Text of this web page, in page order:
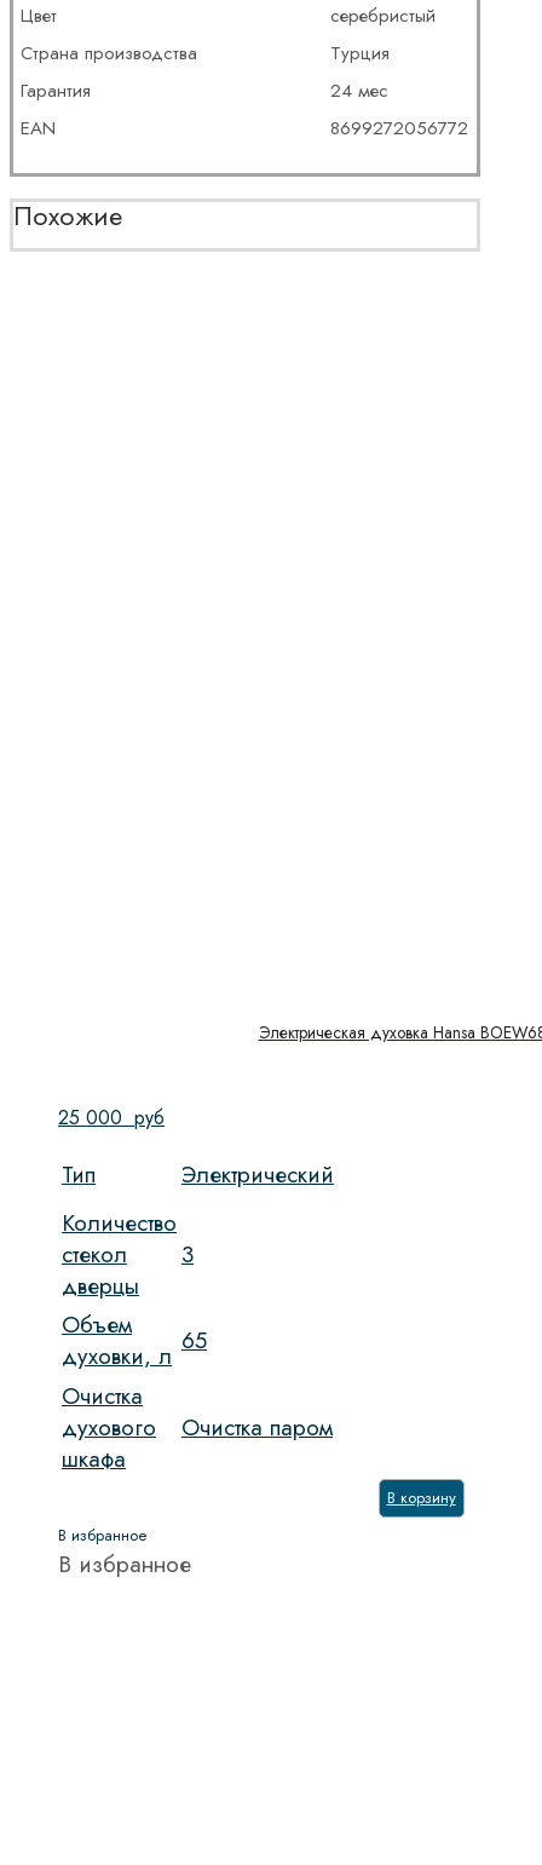
Цвет
серебристый
Страна производства
Турция
Гарантия
24 мес
EAN
8699272056772
Похожие
Электрическая духовка Hansa
25 000 руб
Тип
Электрический
Количество
стекол
дверцы
3
Объем
духовки, л 65
Очистка
духового
шкафа
Очистка паром
В корзину
В избранное
В избранное